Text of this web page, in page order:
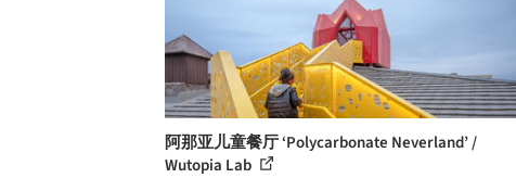
阿那亚儿童餐厅 ‘Polycarbonate Neverland’ /
Wutopia Lab